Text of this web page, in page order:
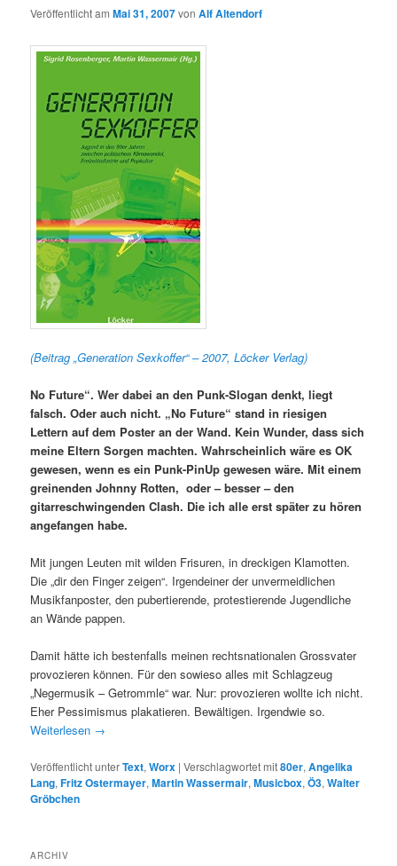
Veröffentlicht amMai 31, 2007vonAlf Altendorf
(Beitrag „Generation Sexkoffer“ – 2007, Löcker Verlag)
No Future“. Wer dabei an den Punk-Slogan denkt, liegt
falsch. Oder auch nicht. „No Future“ stand in riesigen
Lettern auf dem Poster an der Wand. Kein Wunder, dass sich
meine Eltern Sorgen machten. Wahrscheinlich wäre es OK
gewesen, wenn es ein Punk-PinUp gewesen wäre. Mit einem
greinenden Johnny Rotten, oder – besser – den
gitarreschwingenden Clash. Die ich alle erst später zu hören
angefangen habe.
Mit jungen Leuten mit wilden Frisuren, in dreckigen Klamotten.
Die „dir den Finger zeigen“. Irgendeiner der unvermeidlichen
Musikfanposter, den pubertierende, protestierende Jugendliche
an Wände pappen.
Damit hätte ich bestenfalls meinen rechtsnationalen Grossvater
provozieren können. Für den sowieso alles mit Schlagzeug
„Negermusik – Getrommle“ war. Nur: provozieren wollte ich nicht.
Eher Pessimismus plakatieren. Bewältigen. Irgendwie so.
Weiterlesen →
Veröffentlicht unterText,Worx |Verschlagwortet mit80er,Angelika
Lang,Fritz Ostermayer,Martin Wassermair,Musicbox,Ö3,Walter
Gröbchen
ARCHIV